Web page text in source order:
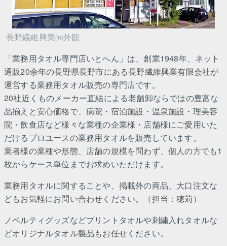
長野繊維興業㈲外観
「業務用タオル専門店いとへん」は、創業1948年、ネット
通販20余年の長野県長野市にある長野繊維興業有限会社が
運営する業務用タオル販売の専門店です。
20社近くものメーカー直結による老舗卸ならではの豊富な
品揃えと安心価格で、病院・宿泊施設・温泉施設・理美容
院・飲食店など様々な業種の企業様・店舗様にご愛用いた
だけるプロユースの業務用タオルを販売しています。
業者様の業種や形態、店舗の規模を問わず、個人の方でも1
枚からケース単位までお求めいただけます。
業務用タオルに関することや、掲載外の商品、大口注文な
どもお気軽にお問い合わせください。（担当：穂苅）
ノベルティグッズなどプリントタオルや刺繍入れタオルな
どオリジナルタオル製品もお任せください。